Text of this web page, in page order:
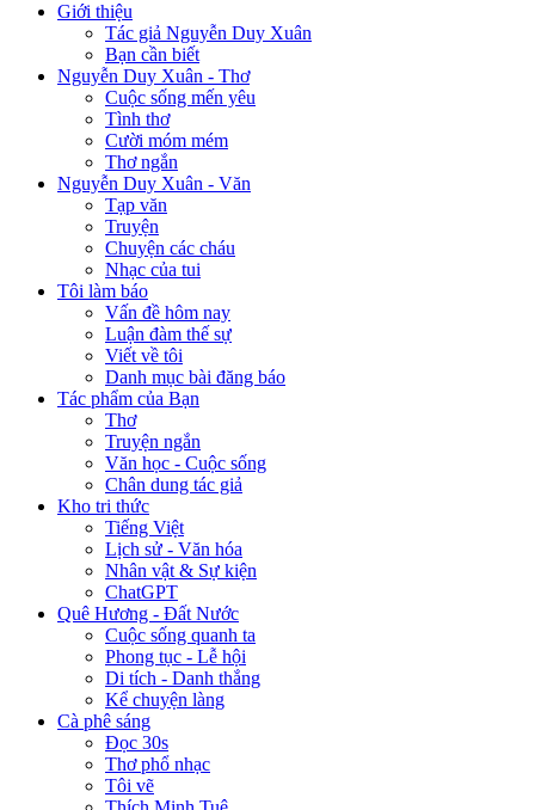
Giới thiệu
Tác giả Nguyễn Duy Xuân
Bạn cần biết
Nguyễn Duy Xuân - Thơ
Cuộc sống mến yêu
Tình thơ
Cười móm mém
Thơ ngắn
Nguyễn Duy Xuân - Văn
Tạp văn
Truyện
Chuyện các cháu
Nhạc của tui
Tôi làm báo
Vấn đề hôm nay
Luận đàm thế sự
Viết về tôi
Danh mục bài đăng báo
Tác phẩm của Bạn
Thơ
Truyện ngắn
Văn học - Cuộc sống
Chân dung tác giả
Kho tri thức
Tiếng Việt
Lịch sử - Văn hóa
Nhân vật & Sự kiện
ChatGPT
Quê Hương - Đất Nước
Cuộc sống quanh ta
Phong tục - Lễ hội
Di tích - Danh thắng
Kể chuyện làng
Cà phê sáng
Đọc 30s
Thơ phổ nhạc
Tôi vẽ